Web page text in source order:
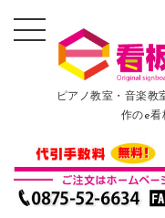
ピアノ教室・音楽教
作のe看